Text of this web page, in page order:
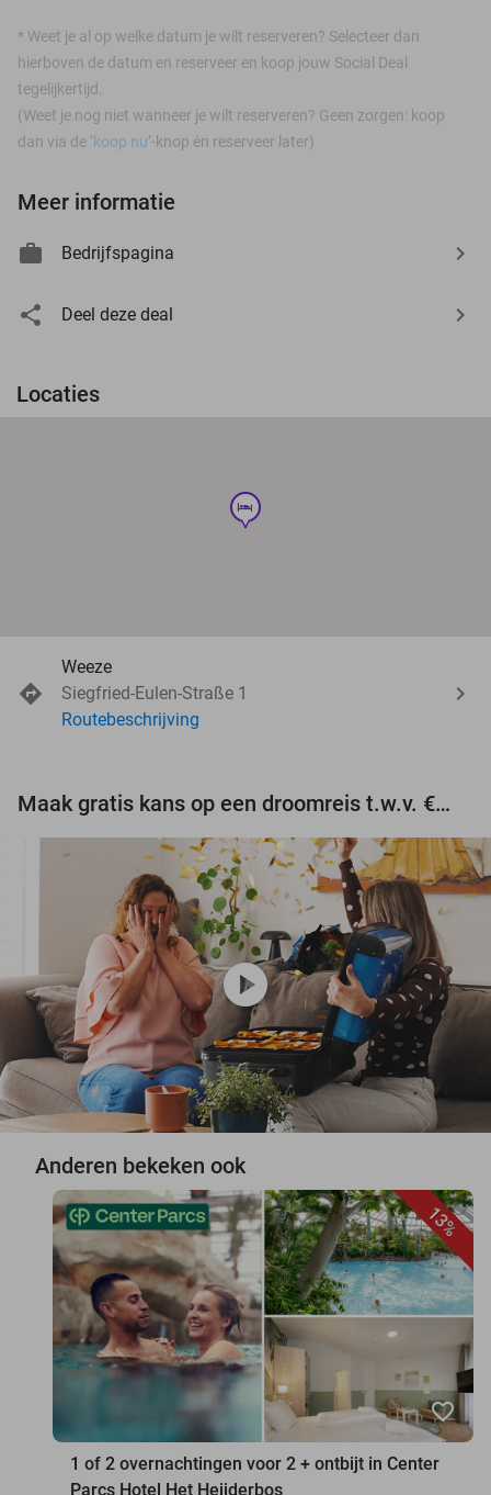
* Weet je al op welke datum je wilt reserveren? Selecteer dan
hierboven de datum en reserveer en koop jouw Social Deal
tegelijkertijd.
(Weet je nog niet wanneer je wilt reserveren? Geen zorgen: koop
dan via de ‘koop nu’-knop én reserveer later)
Meer informatie
Bedrijfspagina
Deel deze deal
Locaties
hotel
Weeze
Siegfried-Eulen-Straße 1
Routebeschrijving
Maak gratis kans op een droomreis t.w.v. €3.000!
play_circle
Anderen bekeken ook
13%
favorite_border
1 of 2 overnachtingen voor 2 + ontbijt in Center
Parcs Hotel Het Heijderbos